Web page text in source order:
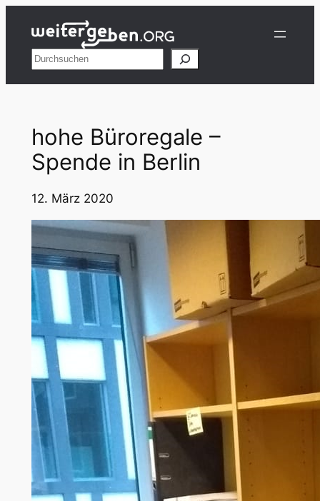
Inhalt
springenSuchen
hohe Büroregale –
Spende in Berlin
12. März 2020